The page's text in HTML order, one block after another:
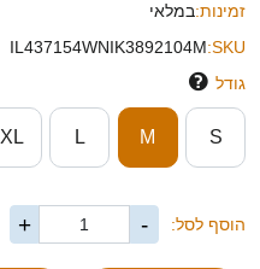
זמינות:במלאי
SKU:
IL437154WNIK3892104M
גודל
S
M
L
XL
הוסף לסל: -
+